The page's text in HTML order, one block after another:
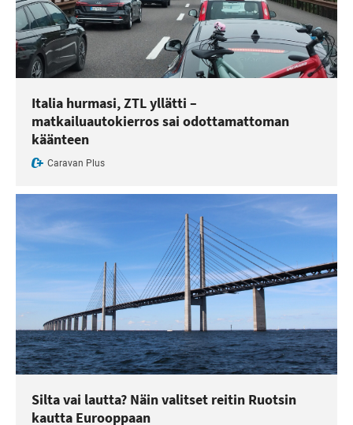
Italia hurmasi, ZTL yllätti –
matkailuautokierros sai odottamattoman
käänteen
Caravan Plus
Silta vai lautta? Näin valitset reitin Ruotsin
kautta Eurooppaan